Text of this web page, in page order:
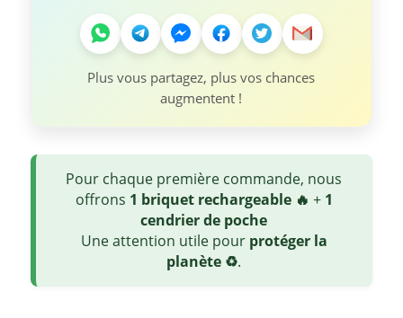
Plus vous partagez, plus vos chances
augmentent !
Pour chaque première commande, nous
offrons 1 briquet rechargeable 🔥 + 1
cendrier de poche
Une attention utile pour protéger la
planète ♻️.